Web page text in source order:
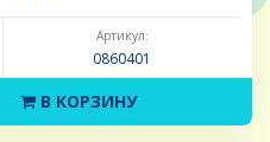
Артикул:
0860401
В КОРЗИНУ